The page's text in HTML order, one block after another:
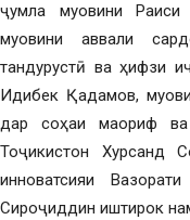
ҷумла муовини
муовини аввали
тандурустӣ ва ҳифзи
Идибек Қадамов,
дар соҳаи маориф
Тоҷикистон Хурсанд
инноватсияи
Сироҷиддин иштирок